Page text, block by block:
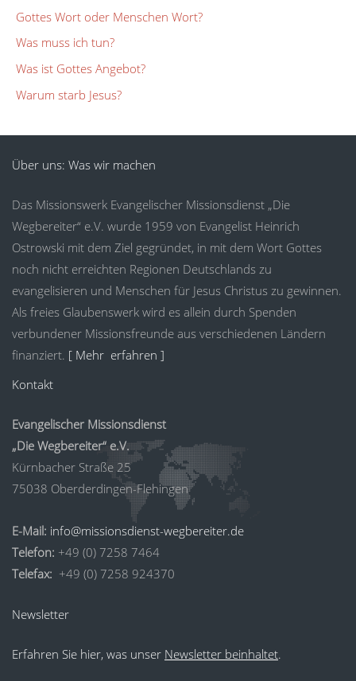
Gottes Wort oder Menschen Wort?
Was muss ich tun?
Was ist Gottes Angebot?
Warum starb Jesus?
Über uns: Was wir machen
Das Missionswerk Evangelischer Missionsdienst „Die
Wegbereiter“ e.V. wurde 1959 von Evangelist Heinrich
Ostrowski mit dem Ziel gegründet, in mit dem Wort Gottes
noch nicht erreichten Regionen Deutschlands zu
evangelisieren und Menschen für Jesus Christus zu gewinnen.
Als freies Glaubenswerk wird es allein durch Spenden
verbundener Missionsfreunde aus verschiedenen Ländern
finanziert. [ Mehr erfahren ]
Kontakt
Evangelischer Missionsdienst
„Die Wegbereiter“ e.V.
Kürnbacher Straße 25
75038 Oberderdingen-Flehingen
E-Mail: info@missionsdienst-wegbereiter.de
Telefon: +49 (0) 7258 7464
Telefax: +49 (0) 7258 924370
Newsletter
Erfahren Sie hier, was unser Newsletter beinhaltet.